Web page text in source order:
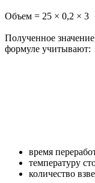
Объем = 25 × 0,2 × 3
Полученное
формуле учитывают:
время
температуру
количество